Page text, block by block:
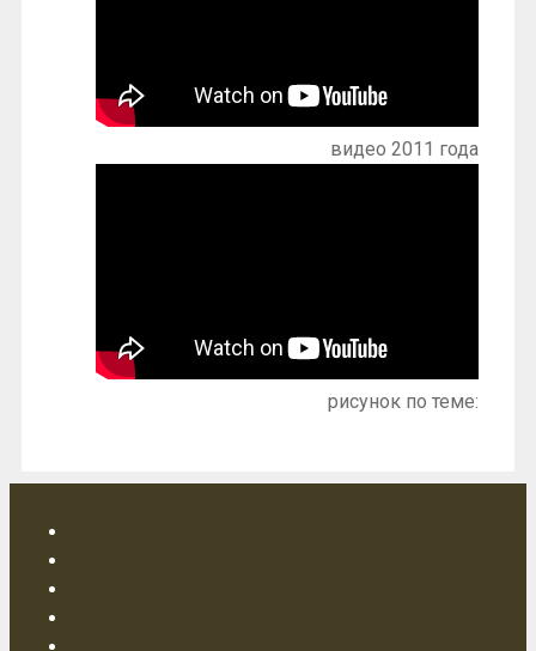
видео 2011 года
рисунок по теме: